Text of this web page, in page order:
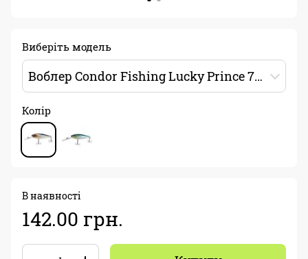
Виберіть модель
Воблер Condor Fishing Lucky Prince 75F 75мм 13г 0-2.8м Колір: H1
Колір
В наявності
142.00 грн.